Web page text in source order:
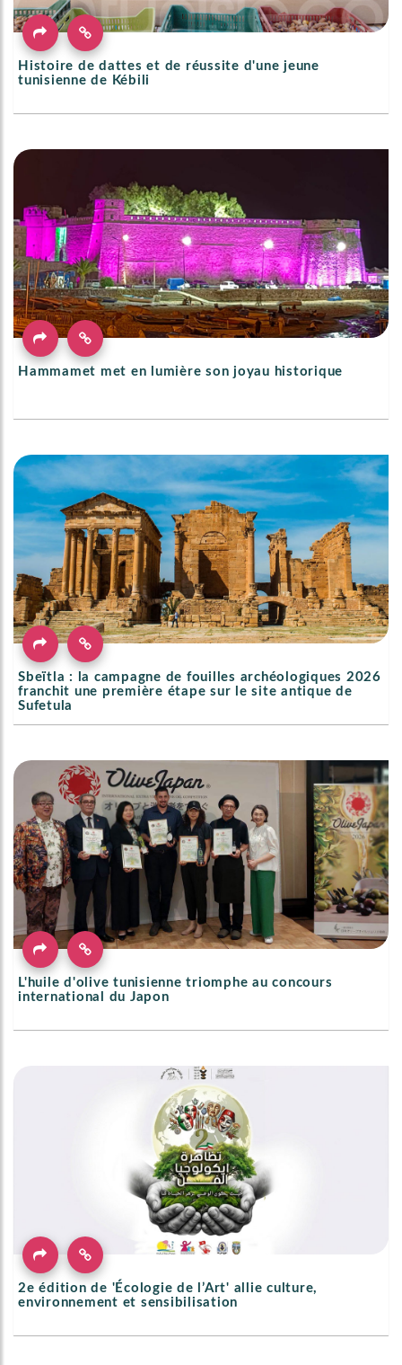
Histoire de dattes et de réussite d'une jeune
tunisienne de Kébili
Hammamet met en lumière son joyau historique
Sbeïtla : la campagne de fouilles archéologiques 2026
franchit une première étape sur le site antique de
Sufetula
L'huile d'olive tunisienne triomphe au concours
international du Japon
2e édition de 'Écologie de l’Art' allie culture,
environnement et sensibilisation